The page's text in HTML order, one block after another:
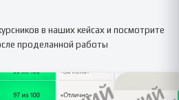
в наших кейсах и посмотрите
проделанной работы